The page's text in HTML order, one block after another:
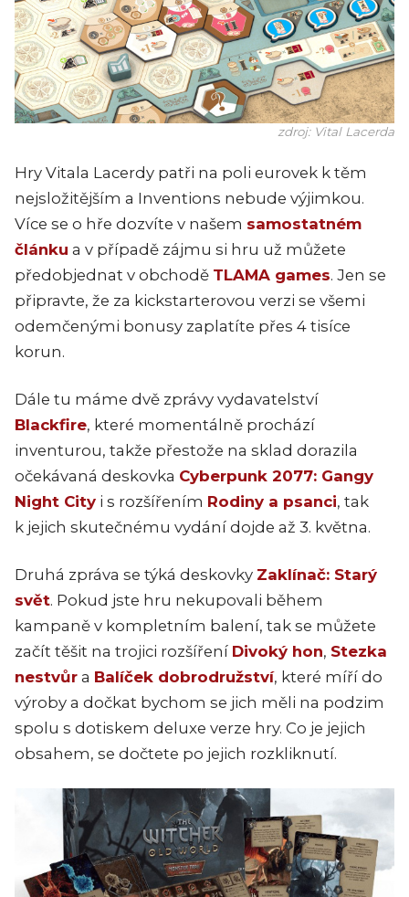
zdroj: Vital Lacerda
Hry Vitala Lacerdy patři na poli eurovek k těm
nejsložitějším a Inventions nebude výjimkou.
Více se o hře dozvíte v našem samostatném
článku a v případě zájmu si hru už můžete
předobjednat v obchodě TLAMA games. Jen se
připravte, že za kickstarterovou verzi se všemi
odemčenými bonusy zaplatíte přes 4 tisíce
korun.
Dále tu máme dvě zprávy vydavatelství
Blackfire, které momentálně prochází
inventurou, takže přestože na sklad dorazila
očekávaná deskovka Cyberpunk 2077: Gangy
Night City i s rozšířením Rodiny a psanci, tak
k jejich skutečnému vydání dojde až 3. května.
Druhá zpráva se týká deskovky Zaklínač: Starý
svět. Pokud jste hru nekupovali během
kampaně v kompletním balení, tak se můžete
začít těšit na trojici rozšíření Divoký hon, Stezka
nestvůr a Balíček dobrodružství, které míří do
výroby a dočkat bychom se jich měli na podzim
spolu s dotiskem deluxe verze hry. Co je jejich
obsahem, se dočtete po jejich rozkliknutí.